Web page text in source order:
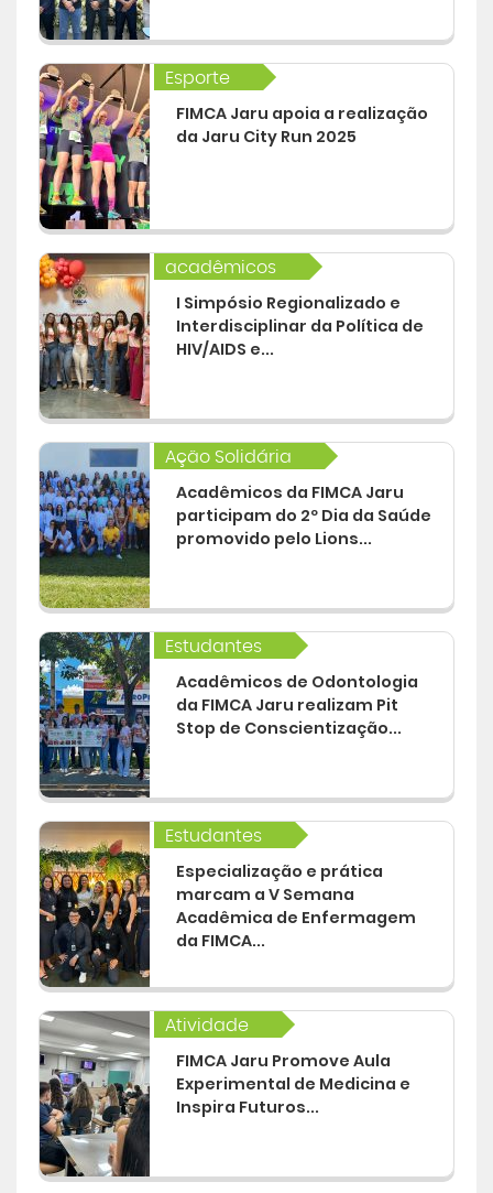
Esporte
FIMCA Jaru apoia a realização
da Jaru City Run 2025
acadêmicos
I Simpósio Regionalizado e
Interdisciplinar da Política de
HIV/AIDS e...
Ação Solidária
Acadêmicos da FIMCA Jaru
participam do 2º Dia da Saúde
promovido pelo Lions...
Estudantes
Acadêmicos de Odontologia
da FIMCA Jaru realizam Pit
Stop de Conscientização...
Estudantes
Especialização e prática
marcam a V Semana
Acadêmica de Enfermagem
da FIMCA...
Atividade
FIMCA Jaru Promove Aula
Experimental de Medicina e
Inspira Futuros...